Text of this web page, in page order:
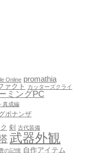
Online promathia
ァクト カッターズクライ
ミングPC
真成編
ボナンザ
剣 古代装備
武器外観
の記憶 自作アイテム